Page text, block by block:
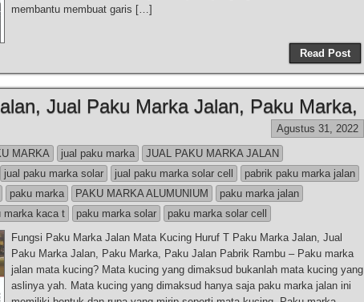
membantu membuat garis […]
Read Post
Jual Paku Marka Jalan, Paku Marka,
Agustus 31, 2022
MARKA jual paku marka
JUAL PAKU MARKA JALAN
jual paku marka solar jual paku marka solar cell
pabrik paku marka jalan
paku marka PAKU MARKA ALUMUNIUM
paku marka jalan
marka kaca t paku marka solar
paku marka solar cell
Fungsi Paku Marka Jalan Mata Kucing Huruf T Paku Marka Jalan, Jual
Paku Marka Jalan, Paku Marka, Paku Jalan Pabrik Rambu – Paku marka
jalan mata kucing? Mata kucing yang dimaksud bukanlah mata kucing yang
aslinya yah. Mata kucing yang dimaksud hanya saja paku marka jalan ini